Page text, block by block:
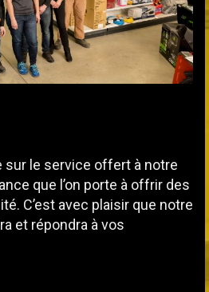
le service offert à notre
que l’on porte à offrir des
C’est avec plaisir que notre
et répondra à vos